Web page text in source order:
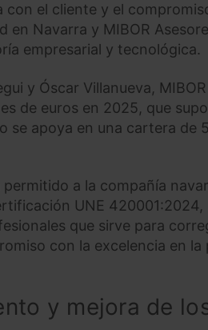
el cliente y el
Navarra y MIBOR
empresarial y tecnológica.
y Óscar Villanueva,
de euros en 2025, que
se apoya en una cartera de
a la compañía
UNE
que sirve para
con la excelencia en la
y mejora de